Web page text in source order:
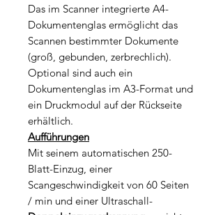
Das im Scanner integrierte A4-
Dokumentenglas ermöglicht das
Scannen bestimmter Dokumente
(groß, gebunden, zerbrechlich).
Optional sind auch ein
Dokumentenglas im A3-Format und
ein Druckmodul auf der Rückseite
erhältlich.
Aufführungen
Mit seinem automatischen 250-
Blatt-Einzug, einer
Scangeschwindigkeit von 60 Seiten
/ min und einer Ultraschall-